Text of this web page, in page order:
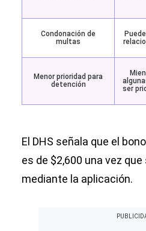
Condonación de
multas
Menor prioridad para
detención
ser
El DHS señala que el
es de $2,600 una vez
mediante la aplicación.